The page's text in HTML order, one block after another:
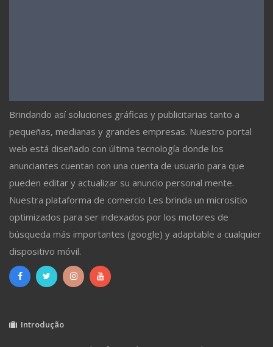
Brindando así soluciones gráficas y publicitarias tanto a
pequeñas, medianas y grandes empresas. Nuestro portal
web está diseñado con última tecnología donde los
anunciantes cuentan con una cuenta de usuario para que
pueden editar y actualizar su anuncio personal mente.
Nuestra plataforma de comercio Les brinda un micrositio
optimizados para ser indexados por los motores de
búsqueda más importantes (google) y adaptable a cualquier
dispositivo móvil.
Introdução